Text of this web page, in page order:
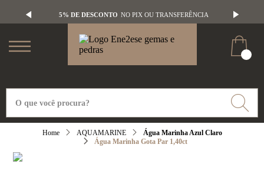
5% DE DESCONTO NO PIX OU TRANSFERÊNCIA
AQUAMARINE
Água Marinha Azul Claro
Água Marinha Gota Par 1,40ct